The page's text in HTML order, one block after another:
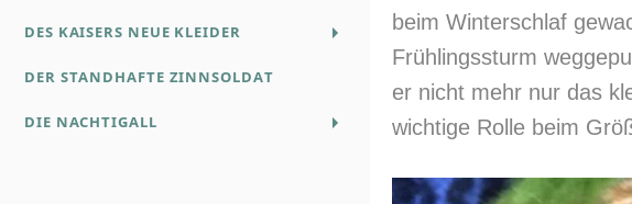
DES KAISERS NEUE KLEIDER
DER STANDHAFTE ZINNSOLDAT
DIE NACHTIGALL
beim Winterschlaf
Frühlingssturm
er nicht mehr nur das
wichtige Rolle beim